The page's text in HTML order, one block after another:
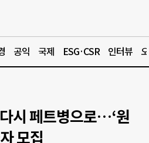
공익 국제 ESG·CSR 인터뷰
시 페트병으로…‘원
모집